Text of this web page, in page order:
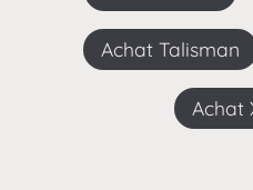
Achat Talisman